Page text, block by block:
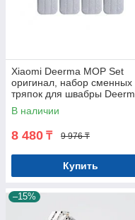
Xiaomi Deerma MOP Set
оригинал, набор сменных
тряпок для швабры
(8 шт). Арт 6684
В наличии
8 480 ₸ 9 976 ₸
Купить
–15%